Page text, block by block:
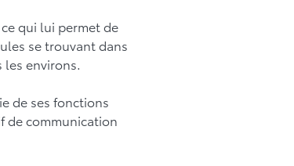
qui lui permet de
se trouvant dans
les environs.
de ses fonctions
de communication